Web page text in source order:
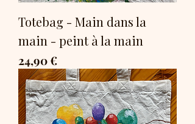
Totebag - Main dans la
main - peint à la main
Prix
24,90 €